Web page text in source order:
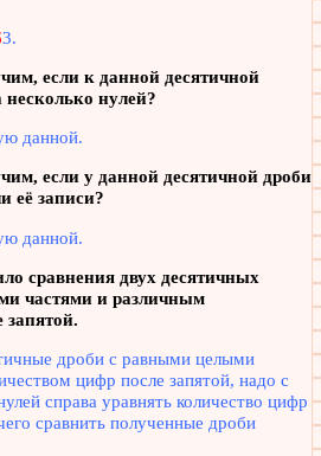
3.
если к данной десятичной
нулей?
данной.
если у данной десятичной дроби
её записи?
данной.
сравнения двух десятичных
частями и различным
запятой.
дроби с равными целыми
цифр после запятой, надо с
справа уравнять количество цифр
сравнить полученные дроби